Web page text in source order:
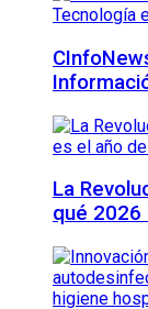
La
qué 2026